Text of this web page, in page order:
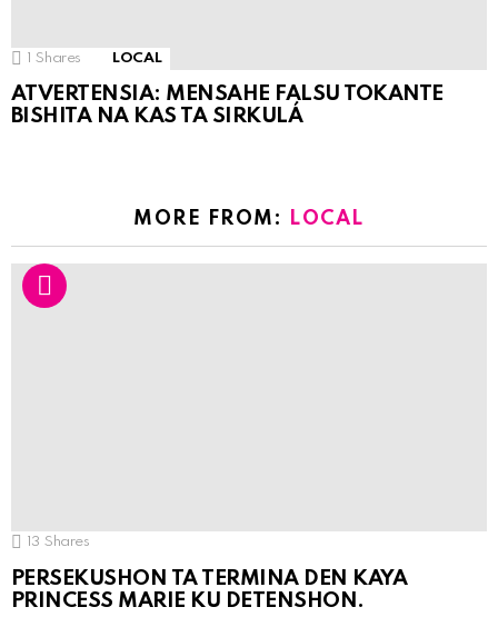
Shares LOCAL
ATVERTENSIA: MENSAHE FALSU TOKANTE
BISHITA NA KAS TA SIRKULÁ
MORE FROM: LOCAL
13 Shares
PERSEKUSHON TA TERMINA DEN KAYA
PRINCESS MARIE KU DETENSHON.